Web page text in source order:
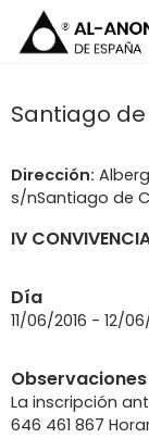
Santiago
Dirección:
s/nSantiago de
IV
Día
11/06/2016 - 12/
Observaciones
La inscripción
646 461 867